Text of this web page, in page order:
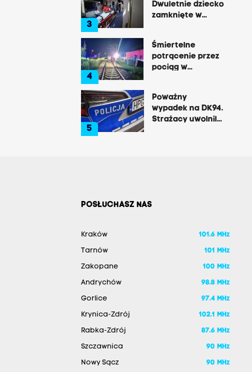
3
Dwuletnie dziecko
zamknięte w
zakupach
4
Śmiertelne
potrącenie przez
pociąg w
trasie do Krakowa
5
Poważny
wypadek na DK94.
Strażacy uwolnili
POSŁUCHASZ NAS
Kraków 101.6 MHz
Tarnów 101 MHz
Zakopane 100 MHz
Andrychów 98.8 MHz
Gorlice 97.4 MHz
Krynica-Zdrój 102.1 MHz
Rabka-Zdrój 87.6 MHz
Szczawnica 90 MHz
Nowy Sącz 90 MHz